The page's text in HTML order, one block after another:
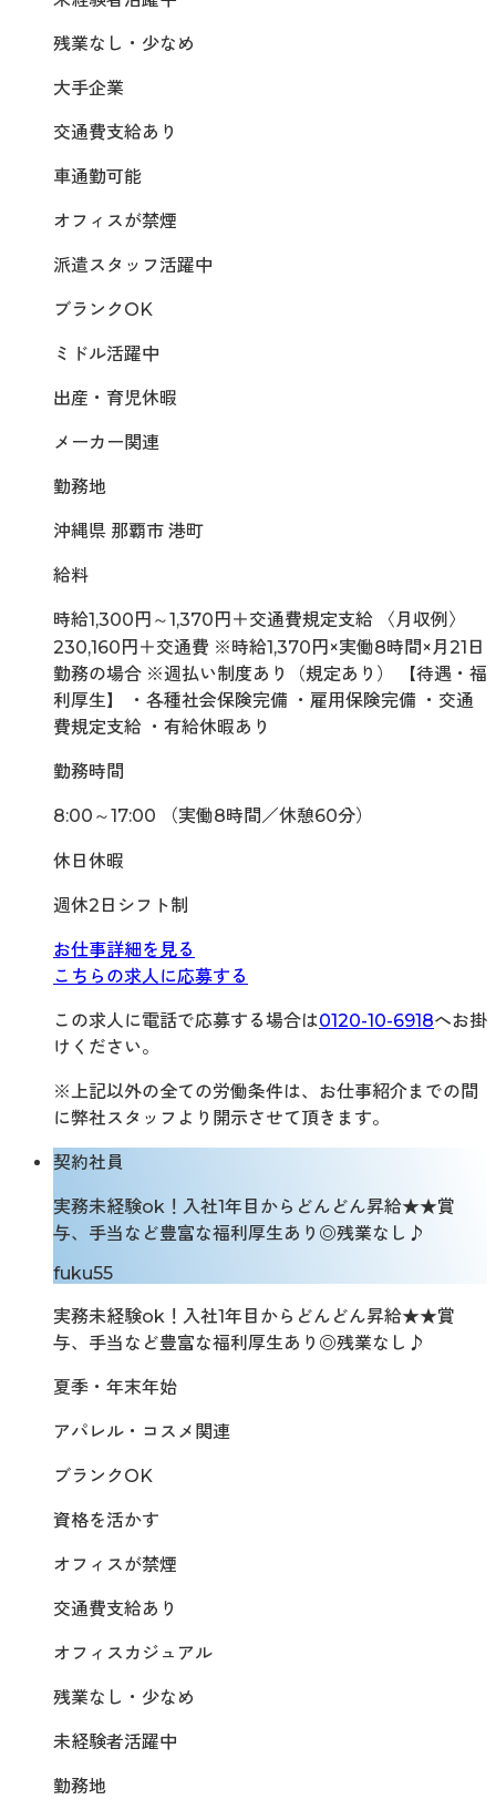
残業なし・少なめ
大手企業
交通費支給あり
車通勤可能
オフィスが禁煙
派遣スタッフ活躍中
ブランクOK
ミドル活躍中
出産・育児休暇
メーカー関連
勤務地
沖縄県 那覇市 港町
給料
時給1,300円～1,370円＋交通費規定支給 〈月収例〉
230,160円＋交通費 ※時給1,370円×実働8時間×月21日
勤務の場合 ※週払い制度あり（規定あり） 【待遇・福
利厚生】 ・各種社会保険完備 ・雇用保険完備 ・交通
費規定支給 ・有給休暇あり
勤務時間
8:00～17:00 （実働8時間／休憩60分）
休日休暇
週休2日シフト制
お仕事詳細を見る
こちらの求人に応募する
この求人に電話で応募する場合は0120-10-6918へお掛
けください。
※上記以外の全ての労働条件は、お仕事紹介までの間
に弊社スタッフより開示させて頂きます。
契約社員
実務未経験ok！入社1年目からどんどん昇給★★賞
与、手当など豊富な福利厚生あり◎残業なし♪
fuku55
実務未経験ok！入社1年目からどんどん昇給★★賞
与、手当など豊富な福利厚生あり◎残業なし♪
夏季・年末年始
アパレル・コスメ関連
ブランクOK
資格を活かす
オフィスが禁煙
交通費支給あり
オフィスカジュアル
残業なし・少なめ
未経験者活躍中
勤務地